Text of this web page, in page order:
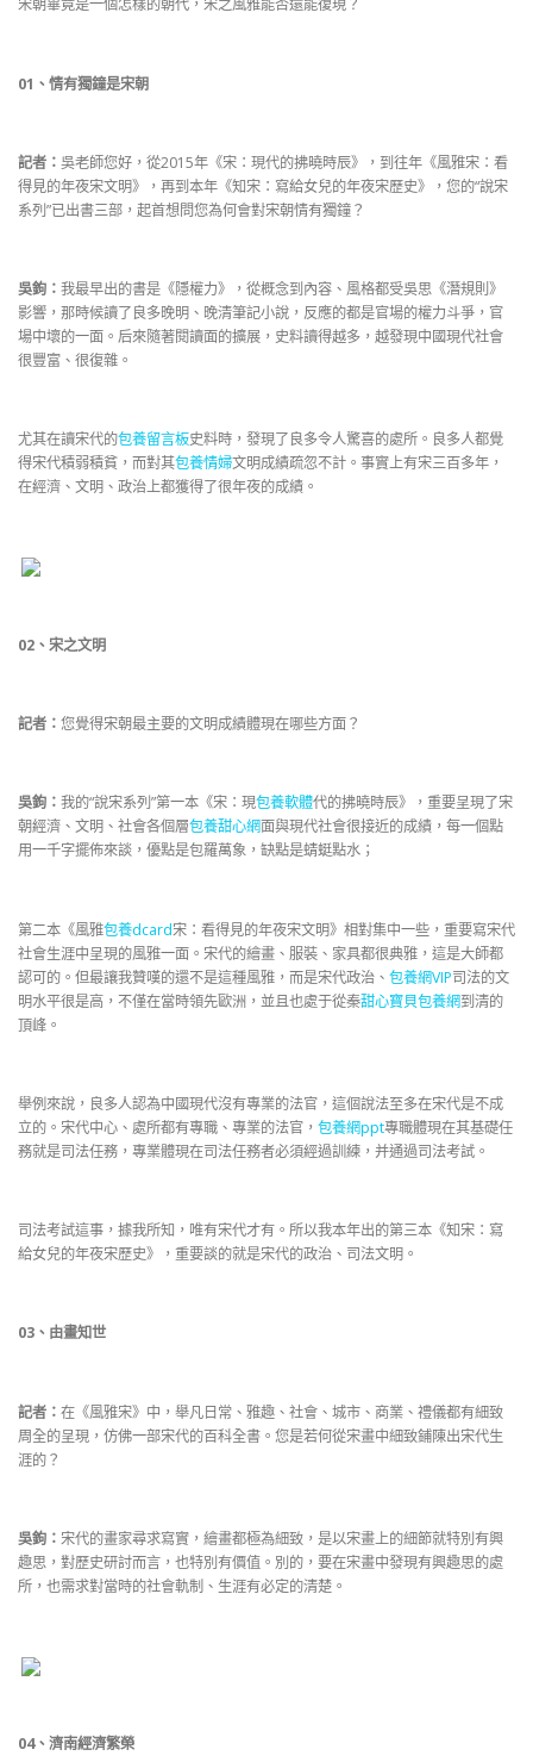
宋朝畢竟是一個怎樣的朝代，宋之風雅能否還能復現？
01 、 情有獨鐘是宋朝
記者： 吳老師您好，從2015年《宋：現代的拂曉時辰》，到往年《風雅宋：看
得見的年夜宋文明》，再到本年《知宋：寫給女兒的年夜宋歷史》，您的“說宋
系列”已出書三部，起首想問您為何會對宋朝情有獨鐘？
吳鉤： 我最早出的書是《隱權力》，從概念到內容、風格都受吳思《潛規則》
影響，那時候讀了良多晚明、晚清筆記小說，反應的都是官場的權力斗爭，官
場中壞的一面。后來隨著閱讀面的擴展，史料讀得越多，越發現中國現代社會
很豐富、很復雜。
尤其在讀宋代的包養留言板史料時，發現了良多令人驚喜的處所。良多人都覺
得宋代積弱積貧，而對其包養情婦文明成績疏忽不計。事實上有宋三百多年，
在經濟、文明、政治上都獲得了很年夜的成績。
02 、 宋之文明
記者： 您覺得宋朝最主要的文明成績體現在哪些方面？
吳鉤： 我的“說宋系列”第一本《宋：現包養軟體代的拂曉時辰》，重要呈現了宋
朝經濟、文明、社會各個層包養甜心網面與現代社會很接近的成績，每一個點
用一千字擺佈來談，優點是包羅萬象，缺點是蜻蜓點水；
第二本《風雅包養dcard宋：看得見的年夜宋文明》相對集中一些，重要寫宋代
社會生涯中呈現的風雅一面。宋代的繪畫、服裝、家具都很典雅，這是大師都
認可的。但最讓我贊嘆的還不是這種風雅，而是宋代政治、 包養網VIP司法的文
明水平很是高，不僅在當時領先歐洲，並且也處于從秦甜心寶貝包養網到清的
頂峰。
舉例來說，良多人認為中國現代沒有專業的法官，這個說法至多在宋代是不成
立的。宋代中心、處所都有專職、專業的法官， 包養網ppt專職體現在其基礎任
務就是司法任務，專業體現在司法任務者必須經過訓練，并通過司法考試。
司法考試這事，據我所知，唯有宋代才有。所以我本年出的第三本《知宋：寫
給女兒的年夜宋歷史》，重要談的就是宋代的政治、司法文明。
03 、 由畫知世
記者： 在《風雅宋》中，舉凡日常、雅趣、社會、城市、商業、禮儀都有細致
周全的呈現，仿佛一部宋代的百科全書。您是若何從宋畫中細致鋪陳出宋代生
涯的？
吳鉤： 宋代的畫家尋求寫實，繪畫都極為細致，是以宋畫上的細節就特別有興
趣思，對歷史研討而言，也特別有價值。別的，要在宋畫中發現有興趣思的處
所，也需求對當時的社會軌制、生涯有必定的清楚。
04、 濟南經濟繁榮